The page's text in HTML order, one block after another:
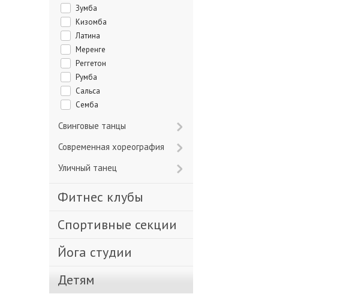
Зумба
Кизомба
Латина
Меренге
Реггетон
Румба
Сальса
Семба
Свинговые танцы
Современная хореография
Уличный танец
Фитнес клубы
Спортивные секции
Йога студии
Детям